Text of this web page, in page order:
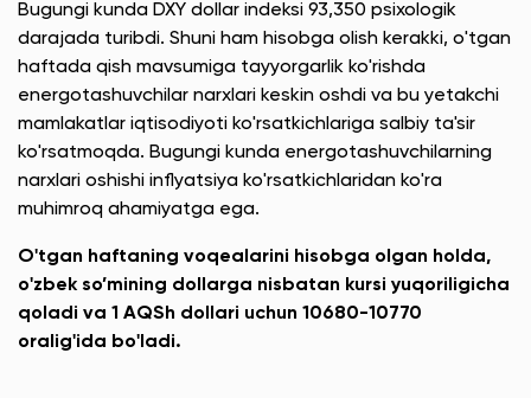
Bugungi kunda DXY dollar indeksi 93,350 psixologik
darajada turibdi. Shuni ham hisobga olish kerakki, o'tgan
haftada qish mavsumiga tayyorgarlik ko'rishda
energotashuvchilar narxlari keskin oshdi va bu yetakchi
mamlakatlar iqtisodiyoti ko'rsatkichlariga salbiy ta'sir
ko'rsatmoqda. Bugungi kunda energotashuvchilarning
narxlari oshishi inflyatsiya ko'rsatkichlaridan ko'ra
muhimroq ahamiyatga ega.
O'tgan haftaning voqealarini hisobga olgan holda,
o'zbek so’mining dollarga nisbatan kursi yuqoriligicha
qoladi va 1 AQSh dollari uchun 10680-10770
oralig'ida bo'ladi.